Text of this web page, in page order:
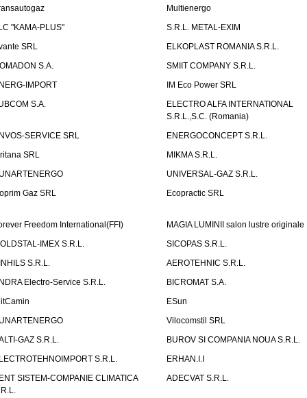
Multienergo
"KAMA-PLUS"
S.R.L. METAL-EXIM
SRL
ELKOPLAST ROMANIA S.R.L.
S.A.
SMIIT COMPANY S.R.L.
IMPORT
IM Eco Power SRL
S.A.
ELECTRO ALFA INTERNATIONAL
S.R.L.,S.C. (Romania)
SERVICE SRL
ENERGOCONCEPT S.R.L.
SRL
MIKMA S.R.L.
UNIVERSAL-GAZ S.R.L.
Gaz SRL
Ecopractic SRL
Freedom International(FFI)
MAGIA LUMINII salon lustre originale
IMEX S.R.L.
SICOPAS S.R.L.
S.R.L.
AEROTEHNIC S.R.L.
Electro-Service S.R.L.
BICROMAT S.A.
ESun
Vilocomstil SRL
GAZ S.R.L.
BUROV SI COMPANIA NOUA S.R.L.
S.R.L.
ERHAN.I.I
SISTEM-COMPANIE CLIMATICA
ADECVAT S.R.L.